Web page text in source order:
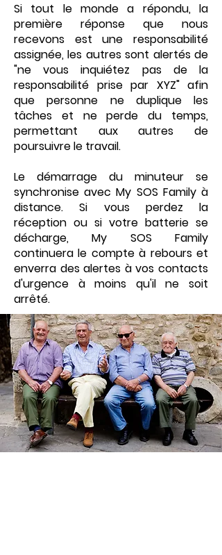
Si tout le monde a répondu, la
première réponse que nous
recevons est une responsabilité
assignée, les autres sont alertés de
"ne vous inquiétez pas de la
responsabilité prise par XYZ" afin
que personne ne duplique les
tâches et ne perde du temps,
permettant aux autres de
poursuivre le travail.
Le démarrage du minuteur se
synchronise avec My SOS Family à
distance. Si vous perdez la
réception ou si votre batterie se
décharge, My SOS Family
continuera le compte à rebours et
enverra des alertes à vos contacts
d'urgence à moins qu'il ne soit
arrêté.